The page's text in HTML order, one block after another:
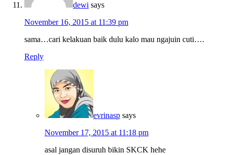
dewi says
November 16, 2015 at 11:39 pm
sama…cari kelakuan baik dulu kalo mau ngajuin cuti….
Reply
evrinasp says
November 17, 2015 at 11:18 pm
asal jangan disuruh bikin SKCK hehe